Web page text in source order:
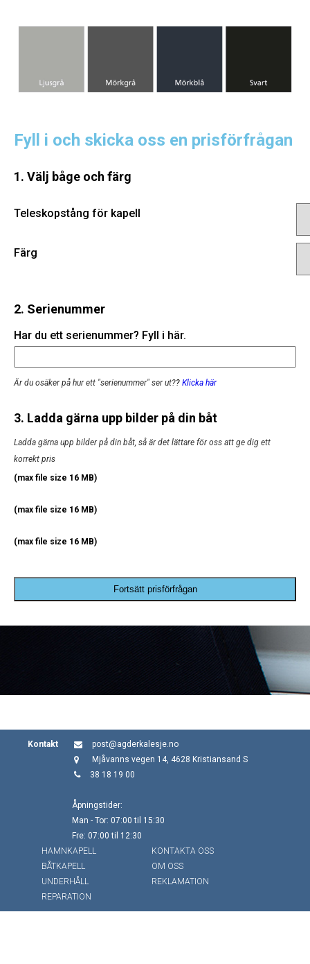
Fyll i och skicka oss en prisförfrågan
1. Välj båge och färg
Teleskopstång för kapell
Färg
2. Serienummer
Har du ett serienummer? Fyll i här.
Är du osäker på hur ett "serienummer" ser ut?? Klicka här
3. Ladda gärna upp bilder på din båt
Ladda gärna upp bilder på din båt, så är det lättare för oss att ge dig ett
korrekt pris
(max file size 16 MB)
(max file size 16 MB)
(max file size 16 MB)
Fortsätt prisförfrågan
Kontakt
post@agderkalesje.no
Mjåvanns vegen 14, 4628 Kristiansand S
38 18 19 00
Åpningstider:
Man - Tor: 07:00 til 15:30
Fre: 07:00 til 12:30
HAMNKAPELL
BÅTKAPELL
UNDERHÅLL
REPARATION
KONTAKTA OSS
OM OSS
REKLAMATION